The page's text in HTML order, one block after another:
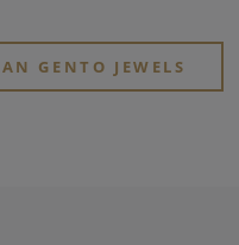
GENTO JEWELS